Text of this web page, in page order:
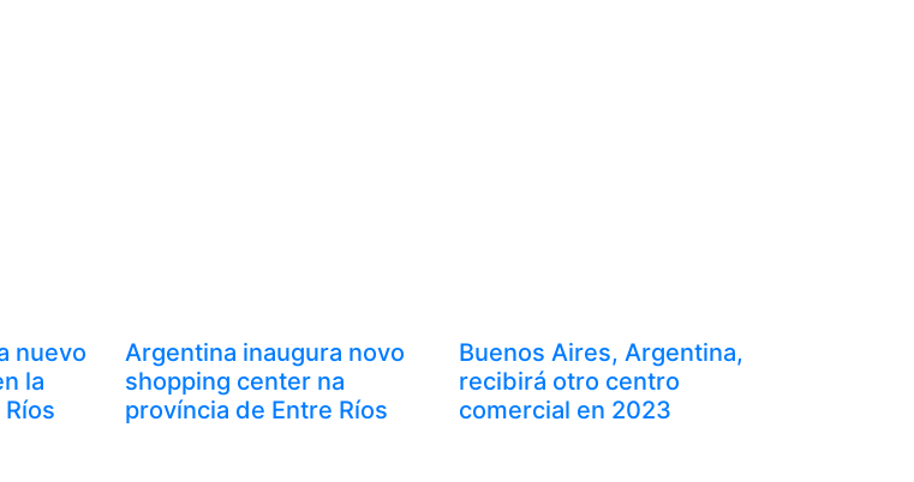
nuevo
la
Argentina inaugura novo
shopping center na
província de Entre Ríos
Buenos Aires, Argentina,
recibirá otro centro
comercial en 2023